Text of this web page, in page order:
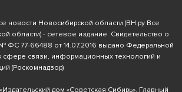
новости Новосибирской области (ВН.ру Все
области) - сетевое издание. Свидетельство о
ФС 77-66488 от 14.07.2016 выдано Федеральной
сфере связи, информационных технологий и
(Роскомнадзор)
дом «Советская Сибирь». Главный